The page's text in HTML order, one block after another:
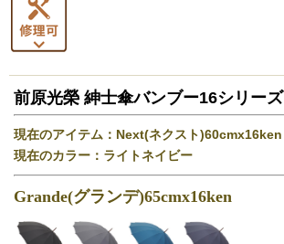
前原光榮 紳士傘バンブー16シリーズ
現在のアイテム：Next(ネクスト)60cmx16ken
現在のカラー：ライトネイビー
Grande(グランデ)65cmx16ken